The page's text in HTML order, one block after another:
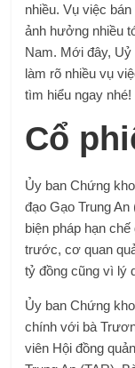
nhiều. Vụ việc
ảnh hưởng nhiều
Nam. Mới đây,
làm rõ nhiều vụ
tìm hiểu ngay nhé!
Cổ
Ủy ban Chứng
đạo Gạo Trung
biện pháp hạn
trước, cơ quan
tỷ đồng cũng vì lý
Ủy ban Chứng
chính với bà
viên Hội đồng